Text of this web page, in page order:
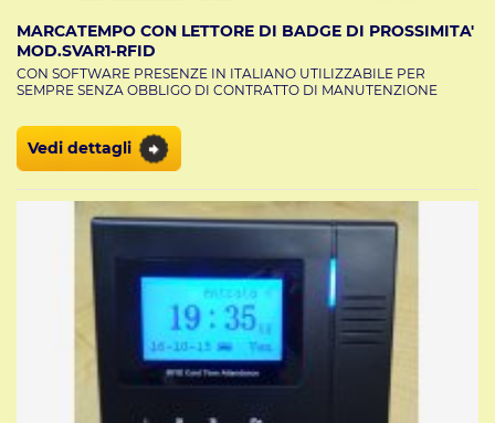
MARCATEMPO CON LETTORE DI BADGE DI PROSSIMITA'
MOD.SVAR1-RFID
CON SOFTWARE PRESENZE IN ITALIANO UTILIZZABILE PER
SEMPRE SENZA OBBLIGO DI CONTRATTO DI MANUTENZIONE
Vedi dettagli